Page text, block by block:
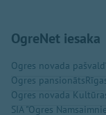
OgreNet iesaka
Ogres novada
Ogres pansionāts
Ogres novada
SIA "Ogres